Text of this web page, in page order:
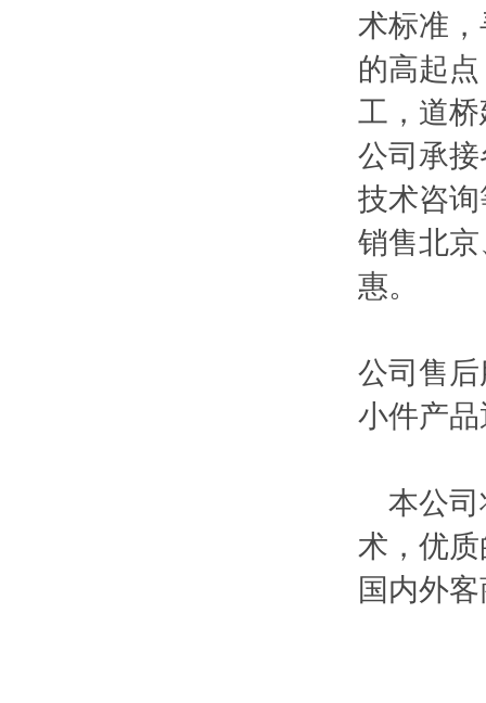
术标准
的高起
工，道
公司承
技术咨
销售北
惠。
公司售
小件产
本公司
术，优
国内外